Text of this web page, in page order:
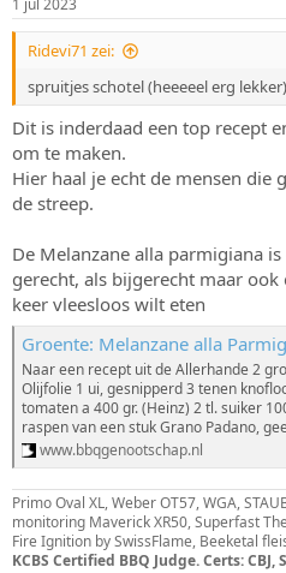
s
t
a
e
m
1 jul 2023
Ridevi71 zei:
spruitjes schotel (heeeeel erg lekker)
Dit is inderdaad een top recept
om te maken.
Hier haal je echt de mensen die
de streep.
De Melanzane alla parmigiana
gerecht, als bijgerecht maar ook
keer vleesloos wilt eten
Groente: Melanzane alla
Naar een recept uit de Allerhande 2
Olijfolie 1 ui, gesnipperd 3 tenen
tomaten a 400 gr. (Heinz) 2 tl. suiker
raspen van een stuk Grano Padano,
www.bbqgenootschap.nl
Primo Oval XL, Weber OT57, WGA,
monitoring Maverick XR50, Superfast
Fire Ignition by SwissFlame, Beeketal
KCBS Certified BBQ Judge. Certs: CBJ,